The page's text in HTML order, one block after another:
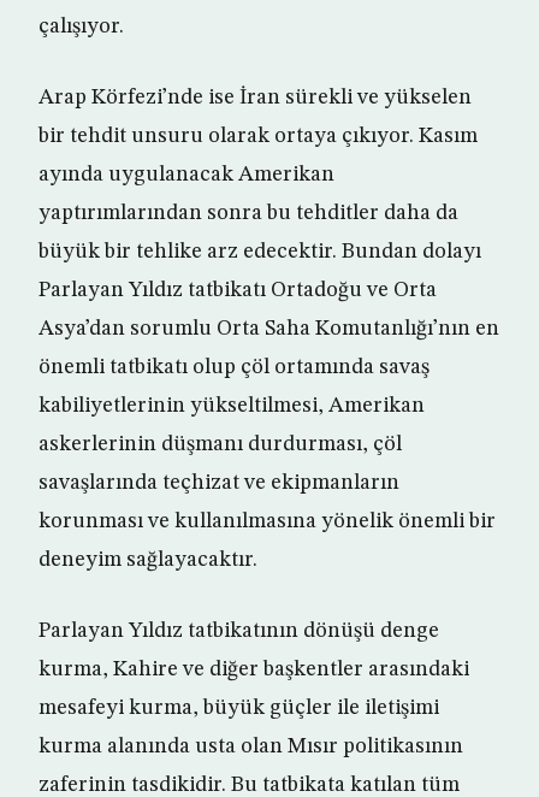
çalışıyor.
Arap Körfezi’nde ise İran sürekli ve yükselen
bir tehdit unsuru olarak ortaya çıkıyor. Kasım
ayında uygulanacak Amerikan
yaptırımlarından sonra bu tehditler daha da
büyük bir tehlike arz edecektir. Bundan dolayı
Parlayan Yıldız tatbikatı Ortadoğu ve Orta
Asya’dan sorumlu Orta Saha Komutanlığı’nın en
önemli tatbikatı olup çöl ortamında savaş
kabiliyetlerinin yükseltilmesi, Amerikan
askerlerinin düşmanı durdurması, çöl
savaşlarında teçhizat ve ekipmanların
korunması ve kullanılmasına yönelik önemli bir
deneyim sağlayacaktır.
Parlayan Yıldız tatbikatının dönüşü denge
kurma, Kahire ve diğer başkentler arasındaki
mesafeyi kurma, büyük güçler ile iletişimi
kurma alanında usta olan Mısır politikasının
zaferinin tasdikidir. Bu tatbikata katılan tüm